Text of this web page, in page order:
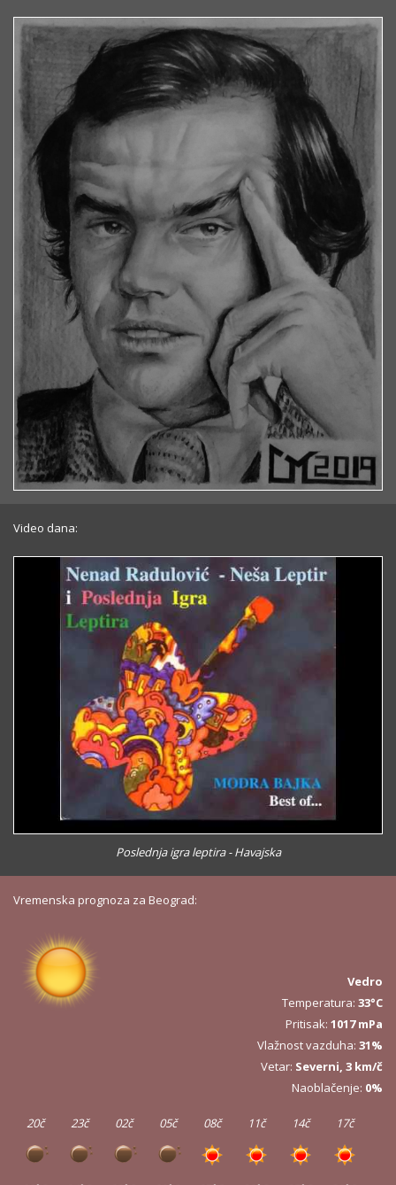
Video dana:
Poslednja igra leptira - Havajska
Vremenska prognoza za Beograd:
Vedro
Temperatura: 33°C
Pritisak: 1017 mPa
Vlažnost vazduha: 31%
Vetar: Severni, 3 km/č
Naoblačenje: 0%
20č 23č 02č 05č 08č 11č 14č 17č